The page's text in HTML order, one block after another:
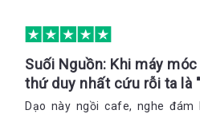
Suối Nguồn: Khi máy
thứ duy nhất cứu rỗi ta là
Dạo này ngồi cafe, nghe